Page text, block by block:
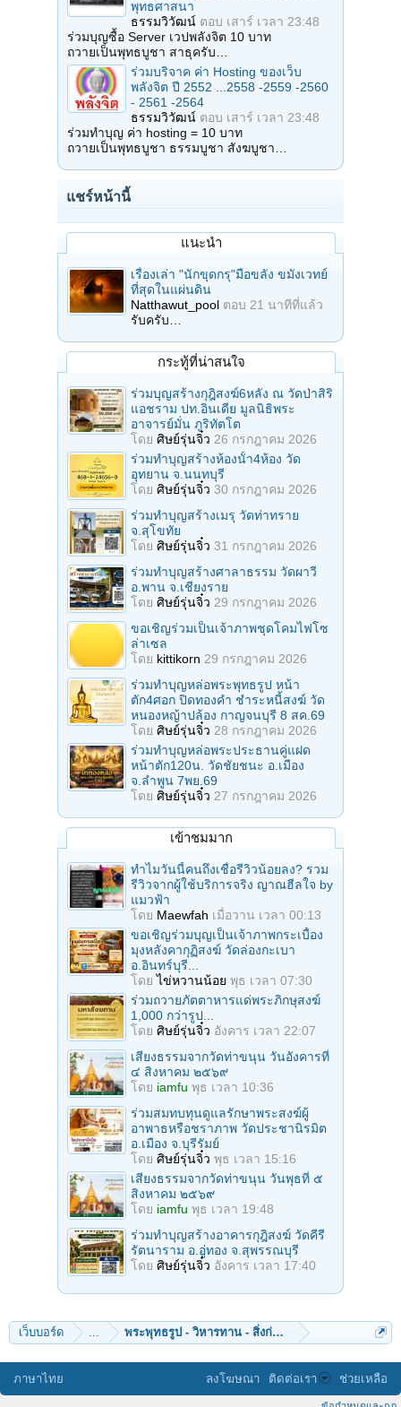
พุทธศาสนา
ธรรมวิวัฒน์ ตอบ เสาร์ เวลา 23:48
ร่วมบุญซื้อ Server เวปพลังจิต 10 บาท
ถวายเป็นพุทธบูชา สาธุครับ…
ร่วมบริจาค ค่า Hosting ของเว็บ
พลังจิต ปี 2552 ...2558 -2559 -2560
- 2561 -2564
ธรรมวิวัฒน์ ตอบ เสาร์ เวลา 23:48
ร่วมทำบุญ ค่า hosting = 10 บาท
ถวายเป็นพุทธบูชา ธรรมบูชา สังฆบูชา…
แชร์หน้านี้
แนะนำ
เรื่องเล่า "นักขุดกรุ"มือขลัง ขมังเวทย์
ที่สุดในแผ่นดิน
Natthawut_pool ตอบ 21 นาทีที่แล้ว
รับครับ…
กระทู้ที่น่าสนใจ
ร่วมบุญสร้างกุฎิสงฆ์6หลัง ณ วัดป่าสิริ
แอชราม ปท.อินเดีย มูลนิธิพระ
อาจารย์มั่น ภูริทัตโต
โดย ศิษย์รุ่นจิ๋ว 26 กรกฎาคม 2026
ร่วมทําบุญสร้างห้องนั้า4ห้อง วัด
อุทยาน จ.นนทบุรี
โดย ศิษย์รุ่นจิ๋ว 30 กรกฎาคม 2026
ร่วมทําบุญสร้างเมรุ วัดท่าทราย
จ.สุโขทัย
โดย ศิษย์รุ่นจิ๋ว 31 กรกฎาคม 2026
ร่วมทําบุญสร้างศาลาธรรม วัดผาวี
อ.พาน จ.เชียงราย
โดย ศิษย์รุ่นจิ๋ว 29 กรกฎาคม 2026
ขอเชิญร่วมเป็นเจ้าภาพชุดโคมไฟโซ
ล่าเซล
โดย kittikorn 29 กรกฎาคม 2026
ร่วมทําบุญหล่อพระพุทธรูป หน้า
ตัก4ศอก ปิดทองคํา ชําระหนี้สงฆ์ วัด
หนองหญ้าปล้อง กาญจนบุรี 8 สค.69
โดย ศิษย์รุ่นจิ๋ว 28 กรกฎาคม 2026
ร่วมทําบุญหล่อพระประธานคู่แฝด
หน้าตัก120น. วัดชัยชนะ อ.เมือง
จ.ลำพูน 7พย.69
โดย ศิษย์รุ่นจิ๋ว 27 กรกฎาคม 2026
เข้าชมมาก
ทำไมวันนี้คนถึงเชื่อรีวิวน้อยลง? รวม
รีวิวจากผู้ใช้บริการจริง ญาณฮีลใจ by
แมวฟ้า
โดย Maewfah เมื่อวาน เวลา 00:13
ขอเชิญร่วมบุญเป็นเจ้าภาพกระเบื้อง
มุงหลังคากุฏิสงฆ์ วัดล่องกะเบา
อ.อินทร์บุรี...
โดยไข่หวานน้อย พุธ เวลา 07:30
ร่วมถวายภัตตาหารแด่พระภิกษุสงฆ์
1,000 กว่ารูป...
โดย ศิษย์รุ่นจิ๋ว อังคาร เวลา 22:07
เสียงธรรมจากวัดท่าขนุน วันอังคารที่
๔ สิงหาคม ๒๕๖๙
โดย iamfu พุธ เวลา 10:36
ร่วมสมทบทุนดูแลรักษาพระสงฆ์ผู้
อาพาธหรือชราภาพ วัดประชานิรมิต
อ.เมือง จ.บุรีรัมย์
โดย ศิษย์รุ่นจิ๋ว พุธ เวลา 15:16
เสียงธรรมจากวัดท่าขนุน วันพุธที่ ๕
สิงหาคม ๒๕๖๙
โดย iamfu พุธ เวลา 19:48
ร่วมทำบุญสร้างอาคารกุฎิสงฆ์ วัดคีรี
รัตนาราม อ.อู่ทอง จ.สุพรรณบุรี
โดย ศิษย์รุ่นจิ๋ว อังคาร เวลา 17:40
เว็บบอร์ด พระพุทธรูป - วิหารทาน - สิ่งก่อสร้าง
ภาษาไทย ลงโฆษณา ติดต่อเรา ช่วยเหลือ